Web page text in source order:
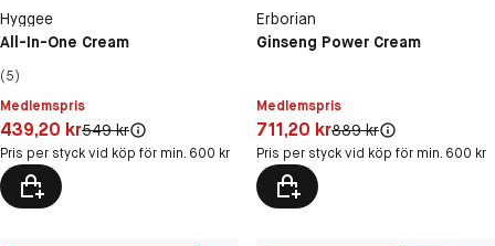
Hyggee
All-In-One Cream
(5)
Medlemspris
Pris: 439,20 kr
439,20 krOriginal pris:
549 kr
Pris per styck vid köp för min. 600 kr
Erborian
Ginseng Power Cream
Medlemspris
Pris: 711,20 kr
711,20 krOriginal pris:
889 kr
Pris per styck vid köp för min. 600 kr